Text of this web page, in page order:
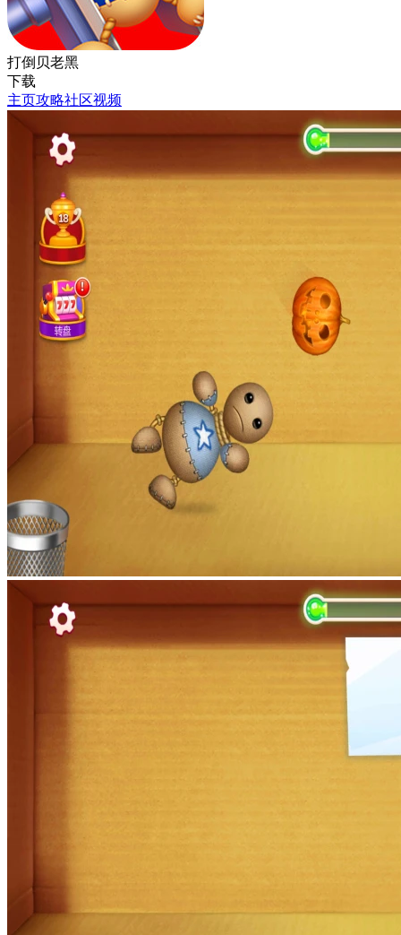
打倒贝老黑
下载
主页攻略社区视频